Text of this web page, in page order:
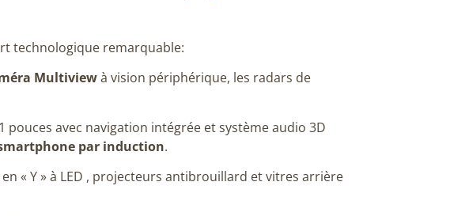
technologique remarquable:
Multiviewà vision périphérique, les radars de
pouces avec navigation intégrée et système audio 3D
par induction.
« Y » à LED , projecteurs antibrouillard et vitres arrière